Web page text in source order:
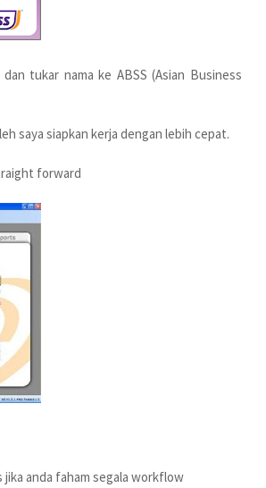
tukar nama ke ABSS (Asian Business
saya siapkan kerja dengan lebih cepat.
forward
jika anda faham segala workflow